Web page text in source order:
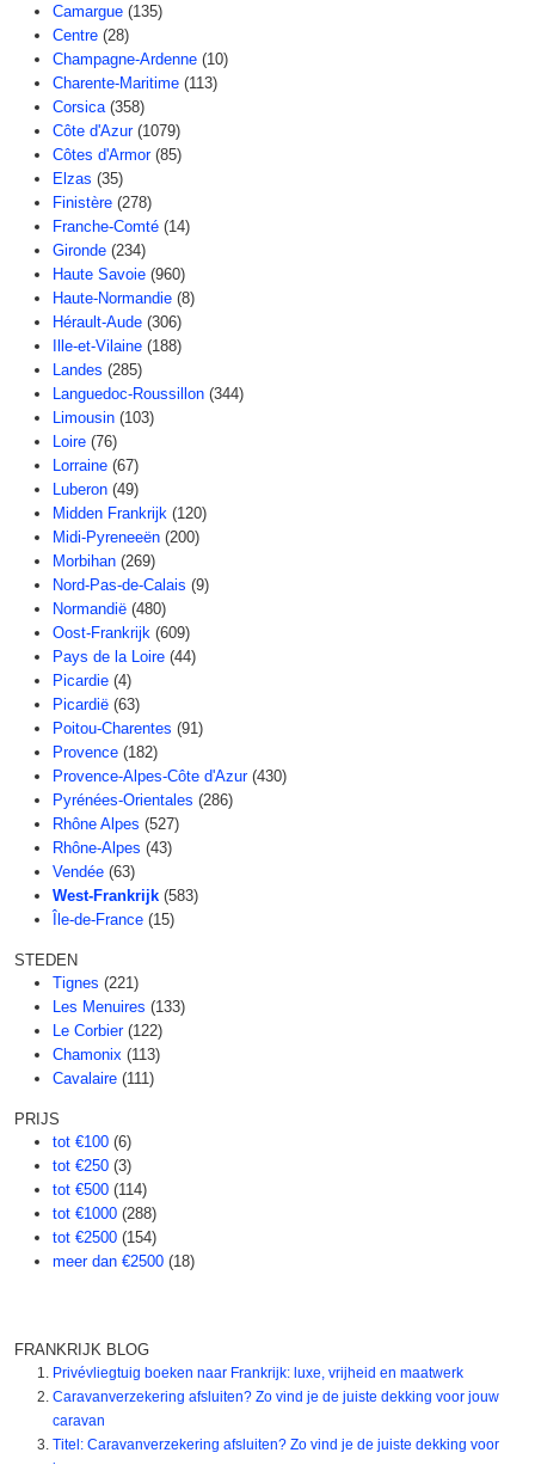
Camargue (135)
Centre (28)
Champagne-Ardenne (10)
Charente-Maritime (113)
Corsica (358)
Côte d'Azur (1079)
Côtes d'Armor (85)
Elzas (35)
Finistère (278)
Franche-Comté (14)
Gironde (234)
Haute Savoie (960)
Haute-Normandie (8)
Hérault-Aude (306)
Ille-et-Vilaine (188)
Landes (285)
Languedoc-Roussillon (344)
Limousin (103)
Loire (76)
Lorraine (67)
Luberon (49)
Midden Frankrijk (120)
Midi-Pyreneeën (200)
Morbihan (269)
Nord-Pas-de-Calais (9)
Normandië (480)
Oost-Frankrijk (609)
Pays de la Loire (44)
Picardie (4)
Picardië (63)
Poitou-Charentes (91)
Provence (182)
Provence-Alpes-Côte d'Azur (430)
Pyrénées-Orientales (286)
Rhône Alpes (527)
Rhône-Alpes (43)
Vendée (63)
West-Frankrijk (583)
Île-de-France (15)
STEDEN
Tignes (221)
Les Menuires (133)
Le Corbier (122)
Chamonix (113)
Cavalaire (111)
PRIJS
tot €100 (6)
tot €250 (3)
tot €500 (114)
tot €1000 (288)
tot €2500 (154)
meer dan €2500 (18)
FRANKRIJK BLOG
Privévliegtuig boeken naar Frankrijk: luxe, vrijheid en maatwerk
Caravanverzekering afsluiten? Zo vind je de juiste dekking voor jouw
caravan
Titel: Caravanverzekering afsluiten? Zo vind je de juiste dekking voor